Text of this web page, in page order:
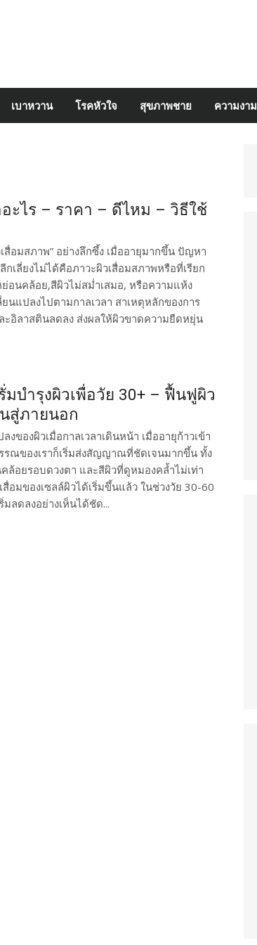
เบาหวาน โรคหัวใจ สุขภาพชาย ความงาม
ะไร – ราคา – ดีไหม – วิธีใช้
เสื่อมสภาพ” อย่างลึกซึ้ง เมื่ออายุมากขึ้น ปัญหา
เลี่ยงไม่ได้คือภาวะผิวเสื่อมสภาพหรือที่เรียก
ย่อนคล้อย,สีผิวไม่สม่ำเสมอ, หรือความแห้ง
แปลงไปตามกาลเวลา สาเหตุหลักของการ
ะอิลาสตินลดลง ส่งผลให้ผิวขาดความยืดหยุ่น
มบำรุงผิวเพื่อวัย 30+ – ฟื้นฟูผิว
สู่ภายนอก
งของผิวเมื่อกาลเวลาเดินหน้า เมื่ออายุก้าวเข้า
รณของเราก็เริ่มส่งสัญญาณที่ชัดเจนมากขึ้น ทั้ง
ล้อยรอบดวงตา และสีผิวที่ดูหมองคล้ำไม่เท่า
อมของเซลล์ผิวได้เริ่มขึ้นแล้ว ในช่วงวัย 30-60
ลดลงอย่างเห็นได้ชัด...